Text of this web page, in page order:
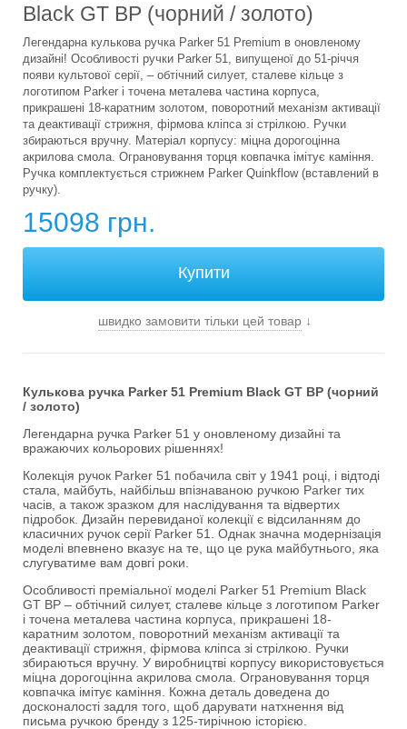
Black GT BP (чорний / золото)
Легендарна кулькова ручка Parker 51 Premium в оновленому
дизайні! Особливості ручки Parker 51, випущеної до 51-річчя
появи культової серії, – обтічний силует, сталеве кільце з
логотипом Parker і точена металева частина корпуса,
прикрашені 18-каратним золотом, поворотний механізм активації
та деактивації стрижня, фірмова кліпса зі стрілкою. Ручки
збираються вручну. Матеріал корпусу: міцна дорогоцінна
акрилова смола. Ограновування торця ковпачка імітує каміння.
Ручка комплектується стрижнем Parker Quinkflow (вставлений в
ручку).
15098 грн.
швидко замовити тільки цей товар↓
Кулькова ручка Parker 51 Premium Black GT BP (чорний
/ золото)
Легендарна ручка Parker 51 у оновленому дизайні та
вражаючих кольорових рішеннях!
Колекція ручок Parker 51 побачила світ у 1941 році, і відтоді
стала, майбуть, найбільш впізнаваною ручкою Parker тих
часів, а також зразком для наслідування та відвертих
підробок. Дизайн перевиданої колекції є відсиланням до
класичних ручок серії Parker 51. Однак значна модернізація
моделі впевнено вказує на те, що це рука майбутнього, яка
слугуватиме вам довгі роки.
Особливості преміальної моделі Parker 51 Premium Black
GT BP – обтічний силует, сталеве кільце з логотипом Parker
і точена металева частина корпуса, прикрашені 18-
каратним золотом, поворотний механізм активації та
деактивації стрижня, фірмова кліпса зі стрілкою. Ручки
збираються вручну. У виробництві корпусу використовується
міцна дорогоцінна акрилова смола. Ограновування торця
ковпачка імітує каміння. Кожна деталь доведена до
досконалості задля того, щоб дарувати натхнення від
письма ручкою бренду з 125-тирічною історією.